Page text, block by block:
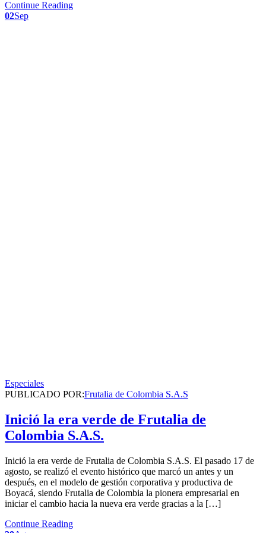
Continue Reading
02Sep
Especiales
PUBLICADO POR:Frutalia de Colombia S.A.S
Inició la era verde de Frutalia de
Colombia S.A.S.
Inició la era verde de Frutalia de Colombia S.A.S. El pasado 17 de
agosto, se realizó el evento histórico que marcó un antes y un
después, en el modelo de gestión corporativa y productiva de
Boyacá, siendo Frutalia de Colombia la pionera empresarial en
iniciar el cambio hacia la nueva era verde gracias a la […]
Continue Reading